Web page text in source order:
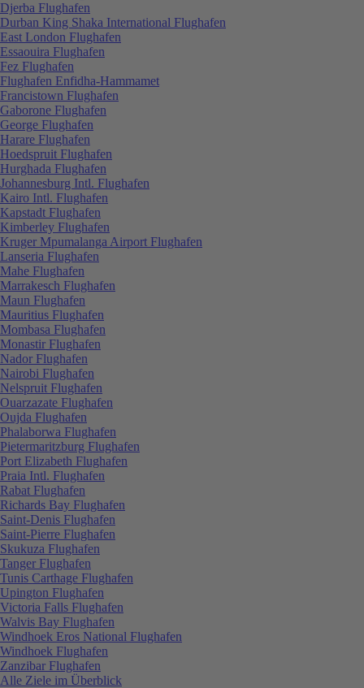
Djerba Flughafen
Durban King Shaka International Flughafen
East London Flughafen
Essaouira Flughafen
Fez Flughafen
Flughafen Enfidha-Hammamet
Francistown Flughafen
Gaborone Flughafen
George Flughafen
Harare Flughafen
Hoedspruit Flughafen
Hurghada Flughafen
Johannesburg Intl. Flughafen
Kairo Intl. Flughafen
Kapstadt Flughafen
Kimberley Flughafen
Kruger Mpumalanga Airport Flughafen
Lanseria Flughafen
Mahe Flughafen
Marrakesch Flughafen
Maun Flughafen
Mauritius Flughafen
Mombasa Flughafen
Monastir Flughafen
Nador Flughafen
Nairobi Flughafen
Nelspruit Flughafen
Ouarzazate Flughafen
Oujda Flughafen
Phalaborwa Flughafen
Pietermaritzburg Flughafen
Port Elizabeth Flughafen
Praia Intl. Flughafen
Rabat Flughafen
Richards Bay Flughafen
Saint-Denis Flughafen
Saint-Pierre Flughafen
Skukuza Flughafen
Tanger Flughafen
Tunis Carthage Flughafen
Upington Flughafen
Victoria Falls Flughafen
Walvis Bay Flughafen
Windhoek Eros National Flughafen
Windhoek Flughafen
Zanzibar Flughafen
Alle Ziele im Überblick